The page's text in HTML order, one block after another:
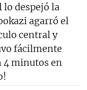
despejó la
agarró el
central y
fácilmente
4 minutos en